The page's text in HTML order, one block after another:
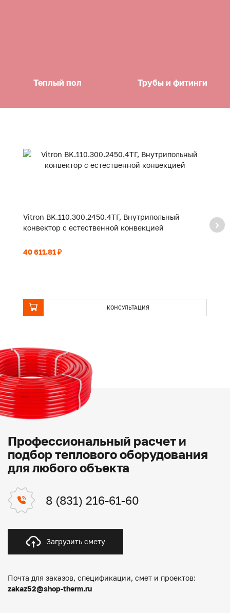
Теплый пол Трубы и фитинги
Vitron BK.110.300.2450.4ТГ, Внутрипольный
конвектор с естественной конвекцией
40 611.81 ₽
КОНСУЛЬТАЦИЯ
Профессиональный расчет и
подбор теплового оборудования
для любого объекта
8 (831) 216-61-60
Загрузить смету
Почта для заказов, спецификации, смет и проектов:
zakaz52@shop-therm.ru